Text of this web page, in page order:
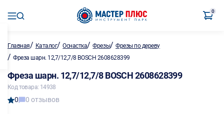
0
Главная/ Каталог/Оснастка/Фрезы/Фрезы по дереву
/ Фреза шарн. 12,7/12,7/8 BOSCH 2608628399
Фреза шарн. 12,7/12,7/8 BOSCH 2608628399
Код товара: 14938
0 0 отзывов